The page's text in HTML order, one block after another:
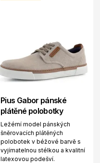
Pius Gabor pánské
plátěné polobotky
Ležérní model pánských
šněrovacích plátěných
polobotek v béžové barvě s
vyjímatelnou stélkou a kvalitní
latexovou podešví.